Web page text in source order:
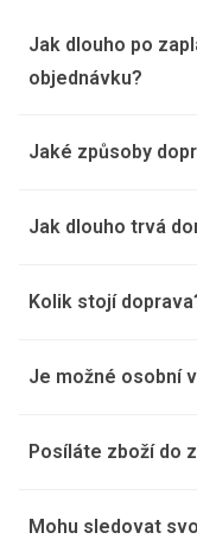
Jak dlouho po
objednávku?
Jaké způsoby
Jak dlouho trvá
Kolik stojí
Je možné osobní
Posíláte zboží do
Mohu sledovat